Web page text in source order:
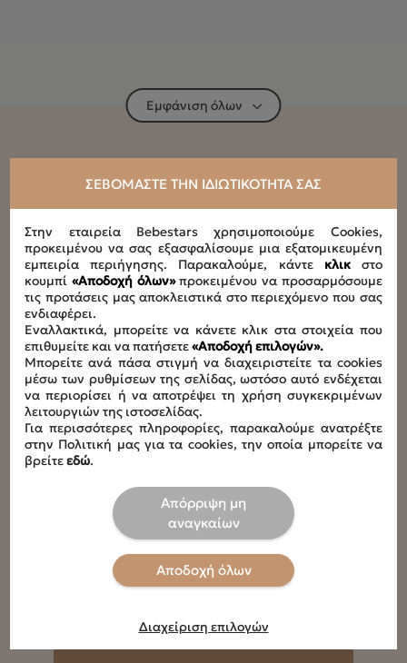
Εμφάνιση όλων
Συνιστώμενη ηλικία
0+
Μέγιστο βάρος παιδιού
9kg
Συνολικό φορτίο
3,6kg
Διαστάσεις
Διαστάσεις κούνιας: L66 x W64 x H72 cm, Διαστάσεις
καθίσματος: L70 x W50 cm
Οδηγίες καθαριότητας - συντήρησης
30°C στο Χέρι ,Xωρίς λευκαντικά ,Oχι στεγνωτήριο
Οδηγίες Χρήσης
ΣΕΒΌΜΑΣΤΕ ΤΗΝ ΙΔΙΩΤΙΚΌΤΗΤΆ ΣΑΣ
Στην εταιρεία Bebestars χρησιμοποιούμε Cookies,
προκειμένου να σας εξασφαλίσουμε μια εξατομικευμένη
εμπειρία περιήγησης. Παρακαλούμε, κάντε κλικ στο
κουμπί «Αποδοχή όλων»προκειμένου να προσαρμόσουμε
τις προτάσεις μας αποκλειστικά στο περιεχόμενο που σας
ενδιαφέρει.
Εναλλακτικά, μπορείτε να κάνετε κλικ στα στοιχεία που
επιθυμείτε και να πατήσετε«Αποδοχή επιλογών».
Μπορείτε ανά πάσα στιγμή να διαχειριστείτε τα cookies
μέσω των ρυθμίσεων της σελίδας, ωστόσο αυτό ενδέχεται
να περιορίσει ή να αποτρέψει τη χρήση συγκεκριμένων
λειτουργιών της ιστοσελίδας.
Για περισσότερες πληροφορίες, παρακαλούμε ανατρέξτε
στην Πολιτική μας για τα cookies, την οποία μπορείτε να
βρείτεεδώ.
Απόρριψη μη
αναγκαίων
Αποδοχή όλων
Διαχείριση επιλογών